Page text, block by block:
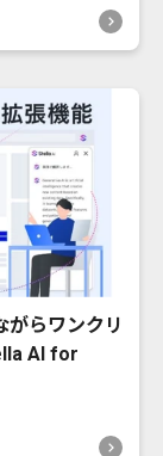
がらワンクリ
AI for